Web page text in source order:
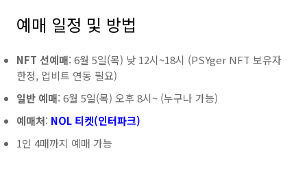
예매 일정 및 방법
NFT 선예매: 6월 5일(목) 낮 12시~18시 (PSYger NFT 보유자
한정, 업비트 연동 필요)
일반 예매: 6월 5일(목) 오후 8시~ (누구나 가능)
예매처: NOL 티켓(인터파크)
1인 4매까지 예매 가능